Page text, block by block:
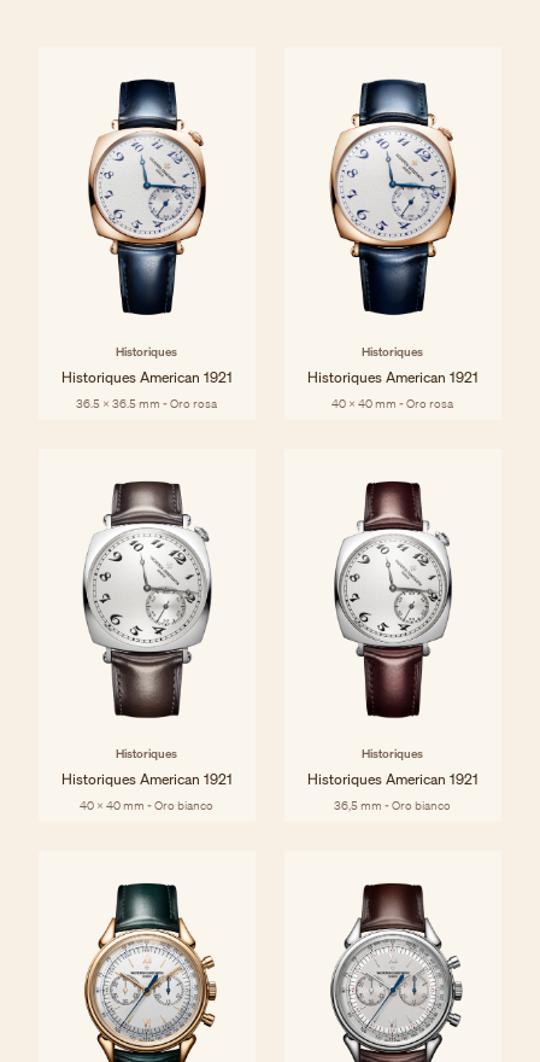
Historiques
Historiques American 1921
36.5 x 36.5 mm - Oro rosa
Historiques
Historiques American 1921
40 x 40 mm - Oro rosa
Historiques
Historiques American 1921
40 x 40 mm - Oro bianco
Historiques
Historiques American 1921
36,5 mm - Oro bianco